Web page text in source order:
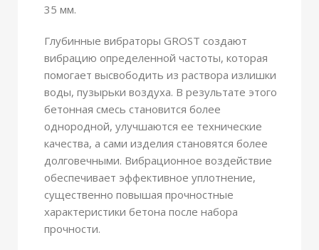
35 мм.
Глубинные вибраторы GROST создают
вибрацию определенной частоты, которая
помогает высвободить из раствора излишки
воды, пузырьки воздуха. В результате этого
бетонная смесь становится более
однородной, улучшаются ее технические
качества, а сами изделия становятся более
долговечными. Вибрационное воздействие
обеспечивает эффективное уплотнение,
существенно повышая прочностные
характеристики бетона после набора
прочности.